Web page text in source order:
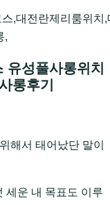
,대전란제리룸위치
,
유성풀사롱위치
롱후기
해서 태어났단 말이
세운 내 목표도 이루